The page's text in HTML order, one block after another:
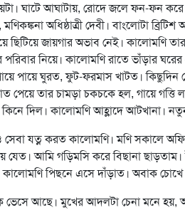
ঘাটে আঘাটায়, রোদে জলে ফন-ফন
অধিষ্ঠাত্রী দেবী। বাংলোটা
ছিটিয়ে জায়গার অভাব নেই। কালোমণি
পরিবার নিয়ে। কালোমণি রাতে ভাঁড়ার
পায়ে ঘুরত, ফুট-ফরমাস খাটত। কিছুদিন
তার চামড়া চকচকে হল, গায়ে গত্তি
দিল। কালোমণি আহ্লাদে আটখানা।
যত্ন করত কালোমণি। মণি সকালে
যেত। আমি গড়িমসি করে বিছানা
পিছনে এসে দাঁড়াত। অবাক
ভেসে আছে। মুখের আদলটা চেনা মনে হয়,